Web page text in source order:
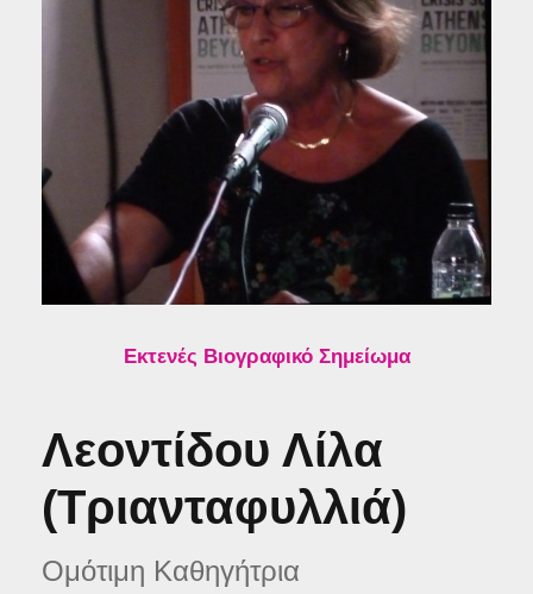
Εκτενές Βιογραφικό Σημείωμα
Λεοντίδου Λίλα
(Τριανταφυλλιά)
Ομότιμη Καθηγήτρια